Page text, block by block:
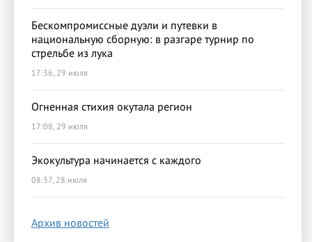
Бескомпромиссные дуэли и путевки в
национальную сборную: в разгаре турнир по
стрельбе из лука
17:36, 29 июля
Огненная стихия окутала регион
17:08, 29 июля
Экокультура начинается с каждого
08:37, 28 июля
Архив новостей